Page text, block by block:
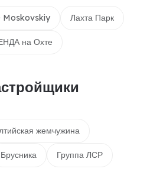
Moskovskiy Лахта Парк
на Охте
жемчужина
Брусника Группа ЛСР